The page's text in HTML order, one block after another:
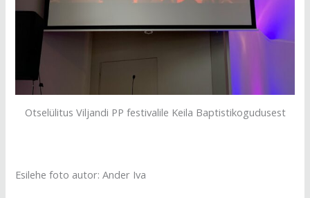
Otselülitus Viljandi PP festivalile Keila Baptistikogudusest
Esilehe foto autor: Ander Iva